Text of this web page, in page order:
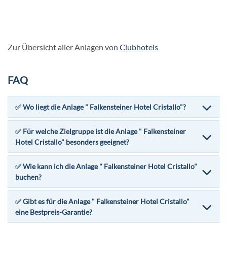
Zur Übersicht aller Anlagen von Clubhotels
FAQ
✅ Wo liegt die Anlage " Falkensteiner Hotel Cristallo"?
✅ Für welche Zielgruppe ist die Anlage " Falkensteiner
Hotel Cristallo" besonders geeignet?
✅ Wie kann ich die Anlage " Falkensteiner Hotel Cristallo"
buchen?
✅ Gibt es für die Anlage " Falkensteiner Hotel Cristallo"
eine Bestpreis-Garantie?